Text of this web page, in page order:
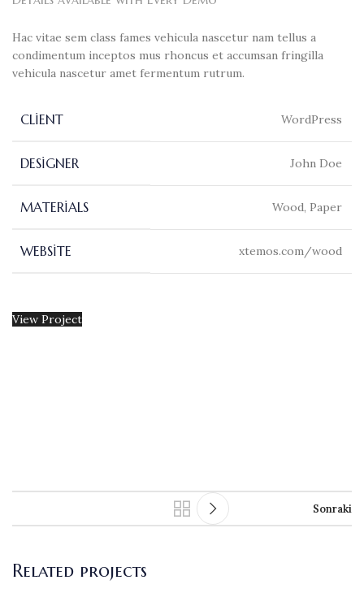
Hac vitae sem class fames vehicula nascetur nam tellus a
condimentum inceptos mus rhoncus et accumsan fringilla
vehicula nascetur amet fermentum rutrum.
CLIENT WordPress
DESIGNER John Doe
MATERIALS Wood, Paper
WEBSITE xtemos.com/wood
View Project
Sonraki
Related projects